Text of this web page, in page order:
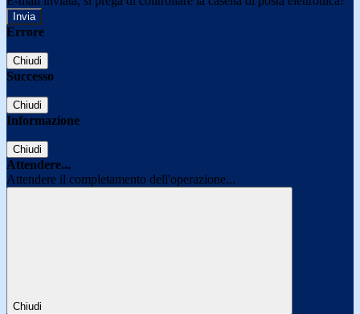
Errore
Chiudi
Successo
Chiudi
Informazione
Chiudi
Attendere...
Attendere il completamento dell'operazione...
Chiudi